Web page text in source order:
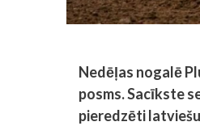
Nedēļas nogalē
posms. Sacīkste
pieredzēti